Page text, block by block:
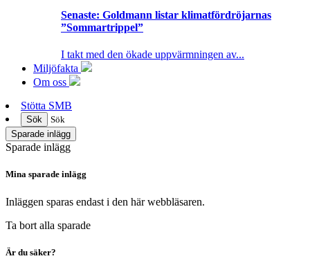
Senaste: Goldmann listar klimatfördröjarnas
”Sommartrippel”
I takt med den ökade uppvärmningen av...
Miljöfakta
Om oss
Stötta SMB
Sök
Sök
Sparade inlägg
Sparade inlägg
Mina sparade inlägg
Inläggen sparas endast i den här webbläsaren.
Ta bort alla sparade
Är du säker?